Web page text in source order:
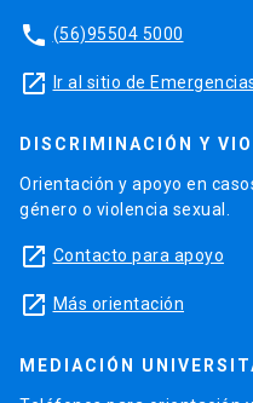
phone (56)95504 5000
launch Ir al sitio de
DISCRIMINACIÓN Y
Orientación y apoyo en
género o violencia sexual.
launch Contacto para apoyo
launch Más orientación
MEDIACIÓN